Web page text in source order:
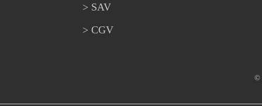
> SAV
> CGV
©